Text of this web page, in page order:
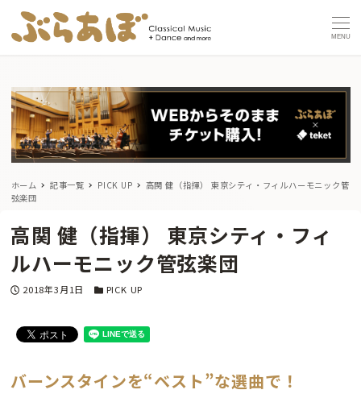
MENU
ホーム 記事一覧 PICK UP
高関 健（指揮） 東京シティ・フィルハーモニック管
弦楽団
高関 健（指揮） 東京シティ・フィ
ルハーモニック管弦楽団
投稿日
2018年3月1日 カテゴリー
PICK UP
バーンスタインを“ベスト”な選曲で！